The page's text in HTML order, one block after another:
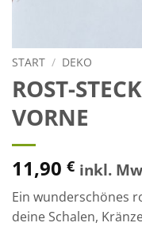
START / DEKO
ROST-
VORNE
11,90 € inkl.
Ein wunderschönes
deine Schalen,